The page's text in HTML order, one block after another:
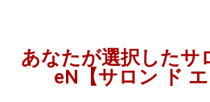
あなたが選択したサ
eN【サロン ド エ